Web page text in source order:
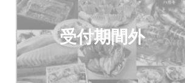
受付期間外